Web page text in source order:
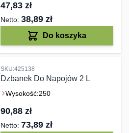
47,83 zł
38,89 zł
Do koszyka
SKU:425138
Dzbanek Do Napojów 2 L
Wysokość:250
90,88 zł
73,89 zł